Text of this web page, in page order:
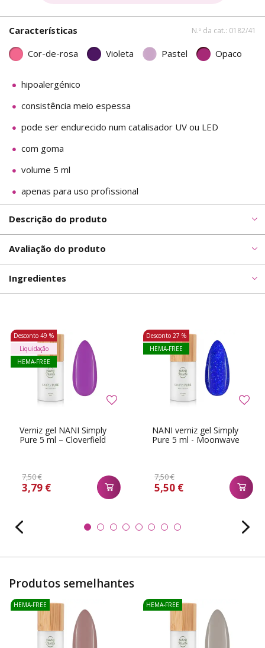
Características N.º da cat.: 0182/41
Cor-de-rosa Violeta Pastel Opaco
hipoalergénico
consistência meio espessa
pode ser endurecido num catalisador UV ou LED
com goma
volume 5 ml
apenas para uso profissional
Descrição do produto
Avaliação do produto
Ingredientes
Verniz gel NANI Simply
Pure 5 ml – Cloverfield
7,50 €
3,79 €
Desconto 49 %
Liquidação
HEMA-FREE
NANI verniz gel Simply
Pure 5 ml - Moonwave
7,50 €
5,50 €
Desconto 27 %
HEMA-FREE
Produtos semelhantes
HEMA-FREE HEMA-FREE